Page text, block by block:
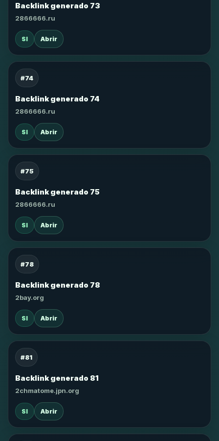
Backlink generado 73
2866666.ru
SI Abrir
#74
Backlink generado 74
2866666.ru
SI Abrir
#75
Backlink generado 75
2866666.ru
SI Abrir
#78
Backlink generado 78
2bay.org
SI Abrir
#81
Backlink generado 81
2chmatome.jpn.org
SI Abrir